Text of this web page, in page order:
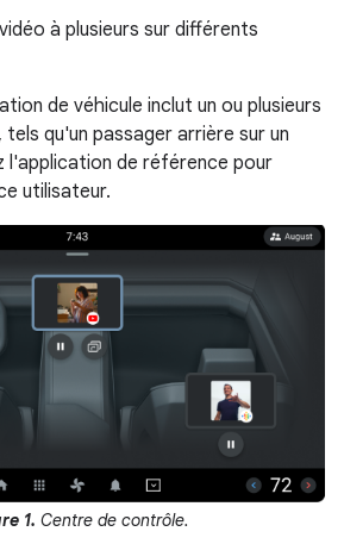
à plusieurs sur différents
de véhicule inclut un ou plusieurs
qu'un passager arrière sur un
l'application de référence pour
utilisateur.
1. Centre de contrôle.